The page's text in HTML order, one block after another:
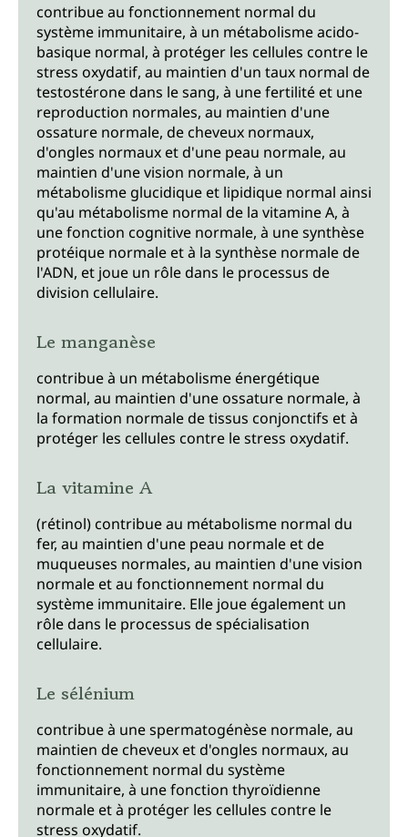
contribue au fonctionnement normal du
système immunitaire, à un métabolisme acido-
basique normal, à protéger les cellules contre le
stress oxydatif, au maintien d'un taux normal de
testostérone dans le sang, à une fertilité et une
reproduction normales, au maintien d'une
ossature normale, de cheveux normaux,
d'ongles normaux et d'une peau normale, au
maintien d'une vision normale, à un
métabolisme glucidique et lipidique normal ainsi
qu'au métabolisme normal de la vitamine A, à
une fonction cognitive normale, à une synthèse
protéique normale et à la synthèse normale de
l'ADN, et joue un rôle dans le processus de
division cellulaire.
Le manganèse
contribue à un métabolisme énergétique
normal, au maintien d'une ossature normale, à
la formation normale de tissus conjonctifs et à
protéger les cellules contre le stress oxydatif.
La vitamine A
(rétinol) contribue au métabolisme normal du
fer, au maintien d'une peau normale et de
muqueuses normales, au maintien d'une vision
normale et au fonctionnement normal du
système immunitaire. Elle joue également un
rôle dans le processus de spécialisation
cellulaire.
Le sélénium
contribue à une spermatogénèse normale, au
maintien de cheveux et d'ongles normaux, au
fonctionnement normal du système
immunitaire, à une fonction thyroïdienne
normale et à protéger les cellules contre le
stress oxydatif.